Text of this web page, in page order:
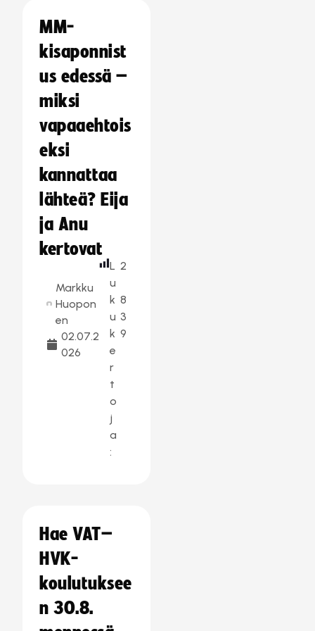
MM-
kisaponnist
us edessä –
miksi
vapaaehtois
eksi
kannattaa
lähteä? Eija
ja Anu
kertovat
Markku
Huopon
en
02.07.2
026
L
u
k
u
k
e
r
t
o
j
a
:
2
8
3
9
Hae VAT–
HVK-
koulutuksee
n 30.8.